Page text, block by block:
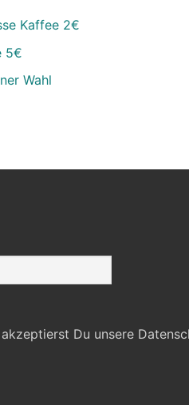
Kaffee 2€
5€
Wahl
Du unsere